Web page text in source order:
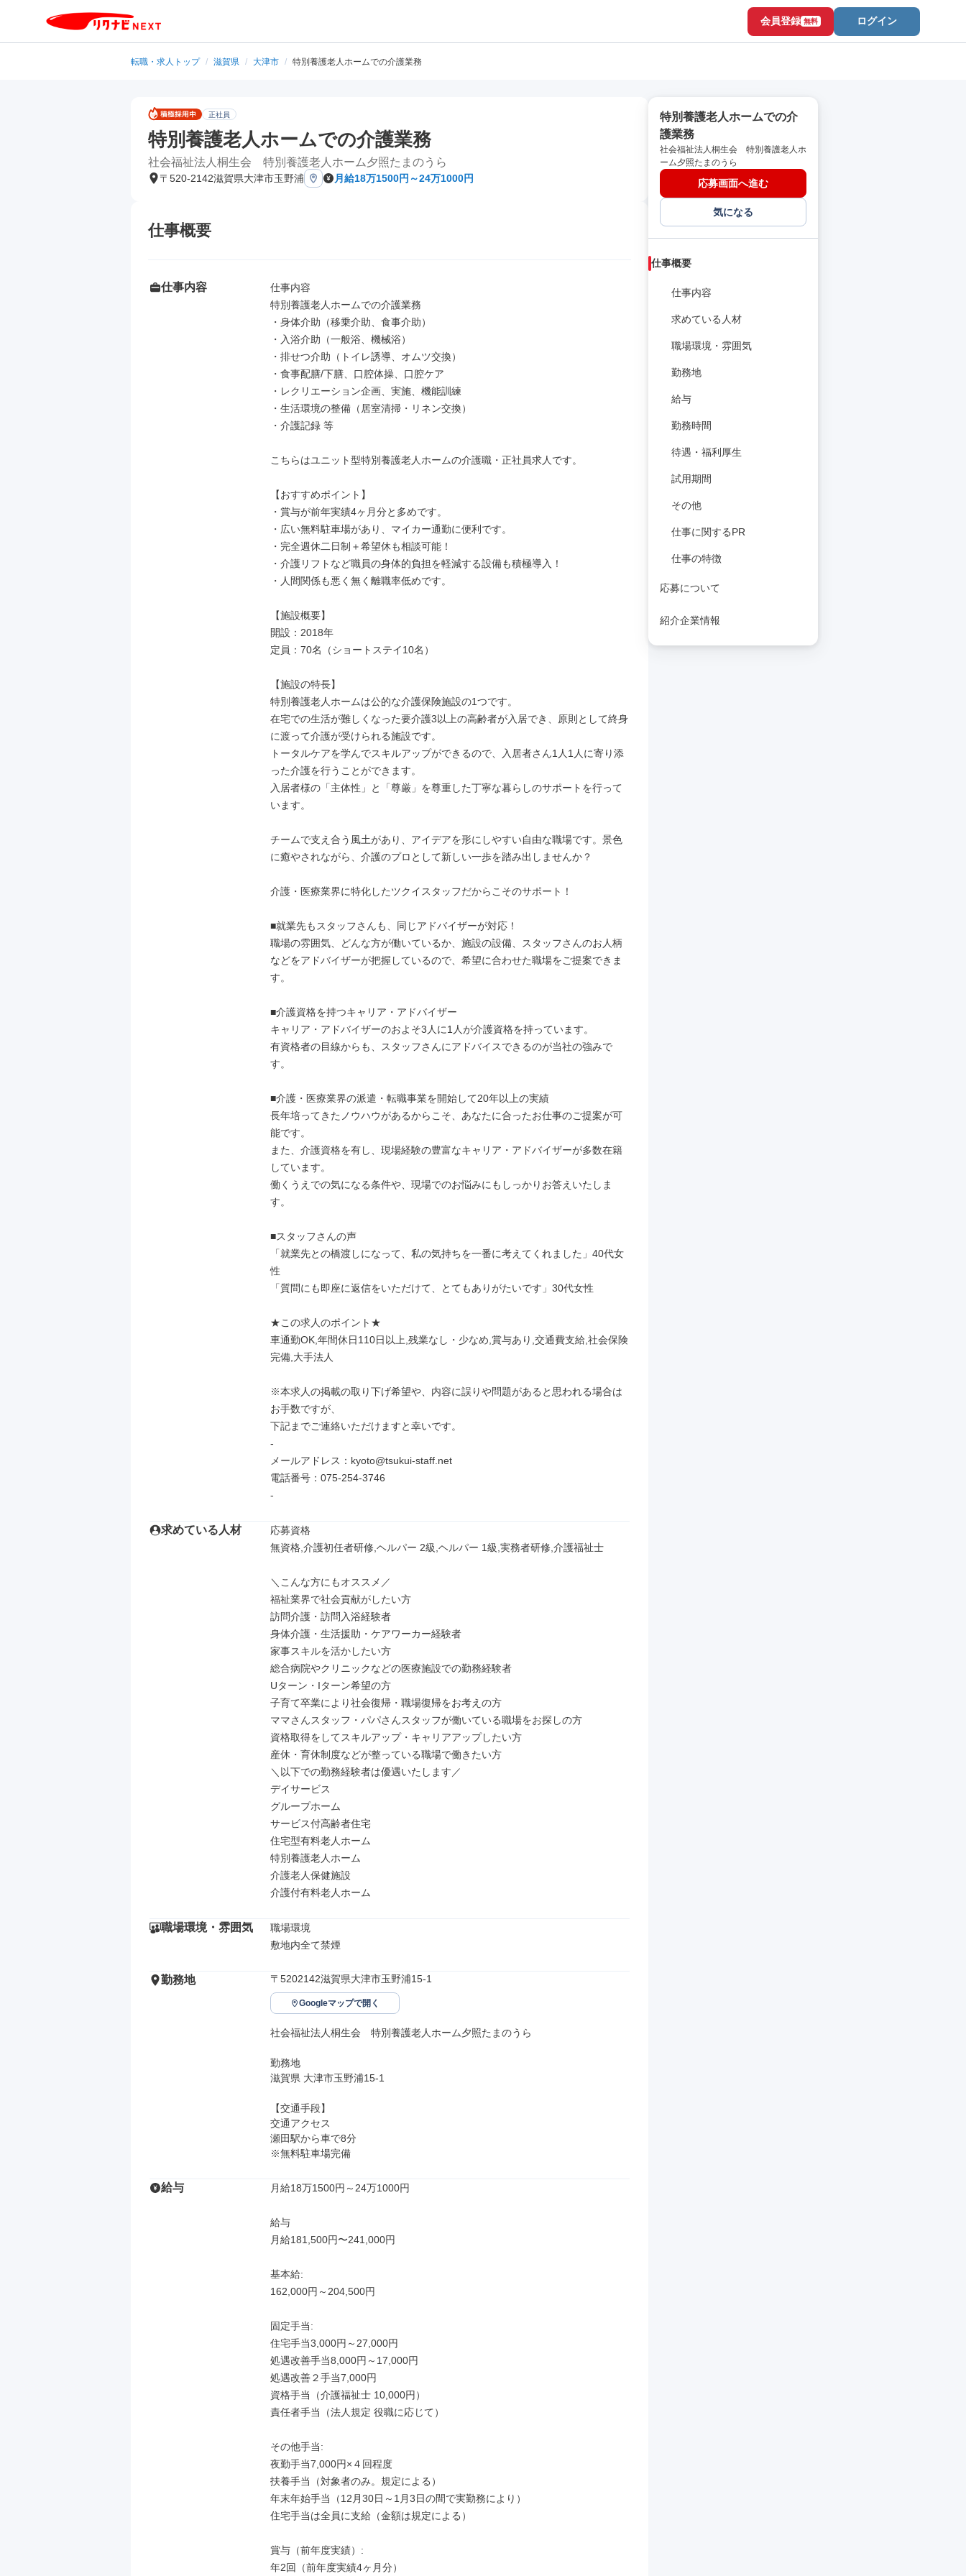
会員登録 無料 ログイン
転職・求人トップ / 滋賀県 / 大津市 / 特別養護老人ホームでの介護業務
正社員
特別養護老人ホームでの介護業務
社会福祉法人桐生会 特別養護老人ホーム夕照たまのうら
〒520-2142滋賀県大津市玉野浦 月給18万1500円～24万1000円
仕事概要
仕事内容
仕事内容
特別養護老人ホームでの介護業務
・身体介助（移乗介助、食事介助）
・入浴介助（一般浴、機械浴）
・排せつ介助（トイレ誘導、オムツ交換）
・食事配膳/下膳、口腔体操、口腔ケア
・レクリエーション企画、実施、機能訓練
・生活環境の整備（居室清掃・リネン交換）
・介護記録 等
こちらはユニット型特別養護老人ホームの介護職・正社員求人です。
【おすすめポイント】
・賞与が前年実績4ヶ月分と多めです。
・広い無料駐車場があり、マイカー通勤に便利です。
・完全週休二日制＋希望休も相談可能！
・介護リフトなど職員の身体的負担を軽減する設備も積極導入！
・人間関係も悪く無く離職率低めです。
【施設概要】
開設：2018年
定員：70名（ショートステイ10名）
【施設の特長】
特別養護老人ホームは公的な介護保険施設の1つです。
在宅での生活が難しくなった要介護3以上の高齢者が入居でき、原則として終身
に渡って介護が受けられる施設です。
トータルケアを学んでスキルアップができるので、入居者さん1人1人に寄り添
った介護を行うことができます。
入居者様の「主体性」と「尊厳」を尊重した丁寧な暮らしのサポートを行って
います。
チームで支え合う風土があり、アイデアを形にしやすい自由な職場です。景色
に癒やされながら、介護のプロとして新しい一歩を踏み出しませんか？
介護・医療業界に特化したツクイスタッフだからこそのサポート！
■就業先もスタッフさんも、同じアドバイザーが対応！
職場の雰囲気、どんな方が働いているか、施設の設備、スタッフさんのお人柄
などをアドバイザーが把握しているので、希望に合わせた職場をご提案できま
す。
■介護資格を持つキャリア・アドバイザー
キャリア・アドバイザーのおよそ3人に1人が介護資格を持っています。
有資格者の目線からも、スタッフさんにアドバイスできるのが当社の強みで
す。
■介護・医療業界の派遣・転職事業を開始して20年以上の実績
長年培ってきたノウハウがあるからこそ、あなたに合ったお仕事のご提案が可
能です。
また、介護資格を有し、現場経験の豊富なキャリア・アドバイザーが多数在籍
しています。
働くうえでの気になる条件や、現場でのお悩みにもしっかりお答えいたしま
す。
■スタッフさんの声
「就業先との橋渡しになって、私の気持ちを一番に考えてくれました」40代女
性
「質問にも即座に返信をいただけて、とてもありがたいです」30代女性
★この求人のポイント★
車通勤OK,年間休日110日以上,残業なし・少なめ,賞与あり,交通費支給,社会保険
完備,大手法人
※本求人の掲載の取り下げ希望や、内容に誤りや問題があると思われる場合は
お手数ですが、
下記までご連絡いただけますと幸いです。
-
メールアドレス：kyoto@tsukui-staff.net
電話番号：075-254-3746
-
求めている人材
応募資格
無資格,介護初任者研修,ヘルパー 2級,ヘルパー 1級,実務者研修,介護福祉士
＼こんな方にもオススメ／
福祉業界で社会貢献がしたい方
訪問介護・訪問入浴経験者
身体介護・生活援助・ケアワーカー経験者
家事スキルを活かしたい方
総合病院やクリニックなどの医療施設での勤務経験者
Uターン・Iターン希望の方
子育て卒業により社会復帰・職場復帰をお考えの方
ママさんスタッフ・パパさんスタッフが働いている職場をお探しの方
資格取得をしてスキルアップ・キャリアアップしたい方
産休・育休制度などが整っている職場で働きたい方
＼以下での勤務経験者は優遇いたします／
デイサービス
グループホーム
サービス付高齢者住宅
住宅型有料老人ホーム
特別養護老人ホーム
介護老人保健施設
介護付有料老人ホーム
職場環境・雰囲気
職場環境
敷地内全て禁煙
勤務地 〒5202142滋賀県大津市玉野浦15-1
Googleマップで開く
社会福祉法人桐生会　特別養護老人ホーム夕照たまのうら
勤務地
滋賀県 大津市玉野浦15-1
【交通手段】
交通アクセス
瀬田駅から車で8分
※無料駐車場完備
給与 月給18万1500円～24万1000円
給与
月給181,500円〜241,000円
基本給:
162,000円～204,500円
固定手当:
住宅手当3,000円～27,000円
処遇改善手当8,000円～17,000円
処遇改善２手当7,000円
資格手当（介護福祉士 10,000円）
責任者手当（法人規定 役職に応じて）
その他手当:
夜勤手当7,000円×４回程度
扶養手当（対象者のみ。規定による）
年末年始手当（12月30日～1月3日の間で実勤務により）
住宅手当は全員に支給（金額は規定による）
賞与（前年度実績）:
年2回（前年度実績4ヶ月分）
特別養護老人ホームでの介
護業務
社会福祉法人桐生会 特別養護老人ホ
ーム夕照たまのうら
応募画面へ進む
気になる
仕事概要
仕事内容
求めている人材
職場環境・雰囲気
勤務地
給与
勤務時間
待遇・福利厚生
試用期間
その他
仕事に関するPR
仕事の特徴
応募について
紹介企業情報